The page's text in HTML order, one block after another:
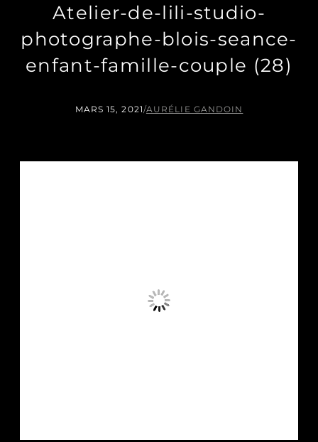
Atelier-de-lili-studio-
photographe-blois-seance-
enfant-famille-couple (28)
MARS 15, 2021/AURÉLIE GANDOIN